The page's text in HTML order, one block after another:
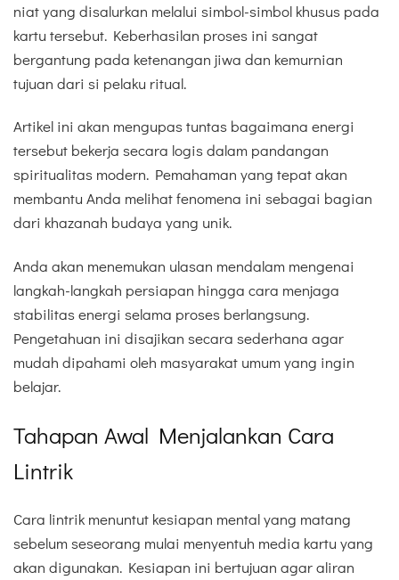
niat yang disalurkan melalui simbol-simbol khusus pada
kartu tersebut. Keberhasilan proses ini sangat
bergantung pada ketenangan jiwa dan kemurnian
tujuan dari si pelaku ritual.
Artikel ini akan mengupas tuntas bagaimana energi
tersebut bekerja secara logis dalam pandangan
spiritualitas modern. Pemahaman yang tepat akan
membantu Anda melihat fenomena ini sebagai bagian
dari khazanah budaya yang unik.
Anda akan menemukan ulasan mendalam mengenai
langkah-langkah persiapan hingga cara menjaga
stabilitas energi selama proses berlangsung.
Pengetahuan ini disajikan secara sederhana agar
mudah dipahami oleh masyarakat umum yang ingin
belajar.
Tahapan Awal Menjalankan Cara
Lintrik
Cara lintrik menuntut kesiapan mental yang matang
sebelum seseorang mulai menyentuh media kartu yang
akan digunakan. Kesiapan ini bertujuan agar aliran